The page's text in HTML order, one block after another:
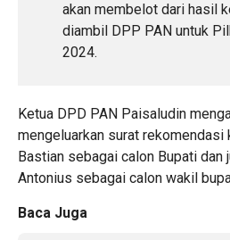
akan membelot dari hasil
diambil DPP PAN untuk
2024.
Ketua DPD PAN Paisaludin
mengeluarkan surat rekomendasi
Bastian sebagai calon Bupati dan
Antonius sebagai calon wakil
Baca Juga